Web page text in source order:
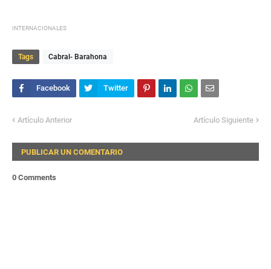
INTERNACIONALES
Tags Cabral- Barahona
Artículo Anterior Artículo Siguiente
PUBLICAR UN COMENTARIO
0 Comments